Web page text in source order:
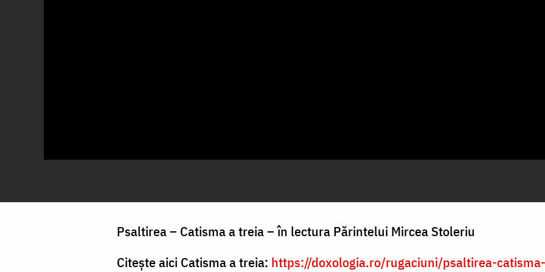
Psaltirea – Catisma a treia – în lectura Părintelui Mircea Stoleriu
Citește aici Catisma a treia: https://doxologia.ro/rugaciuni/psaltirea-